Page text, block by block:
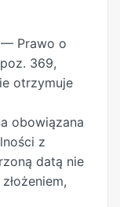
— Prawo o
369,
otrzymuje
obowiązana
z
datą nie